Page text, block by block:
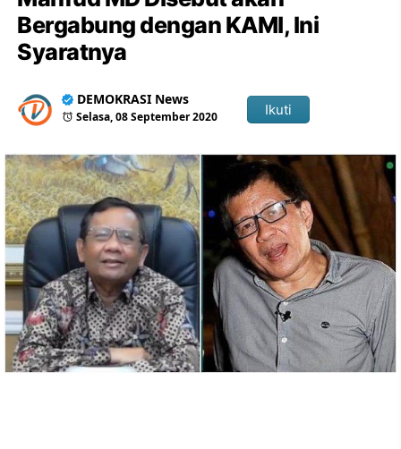
Bergabung dengan KAMI, Ini
Syaratnya
DEMOKRASI News
Selasa, 08 September 2020 Ikuti